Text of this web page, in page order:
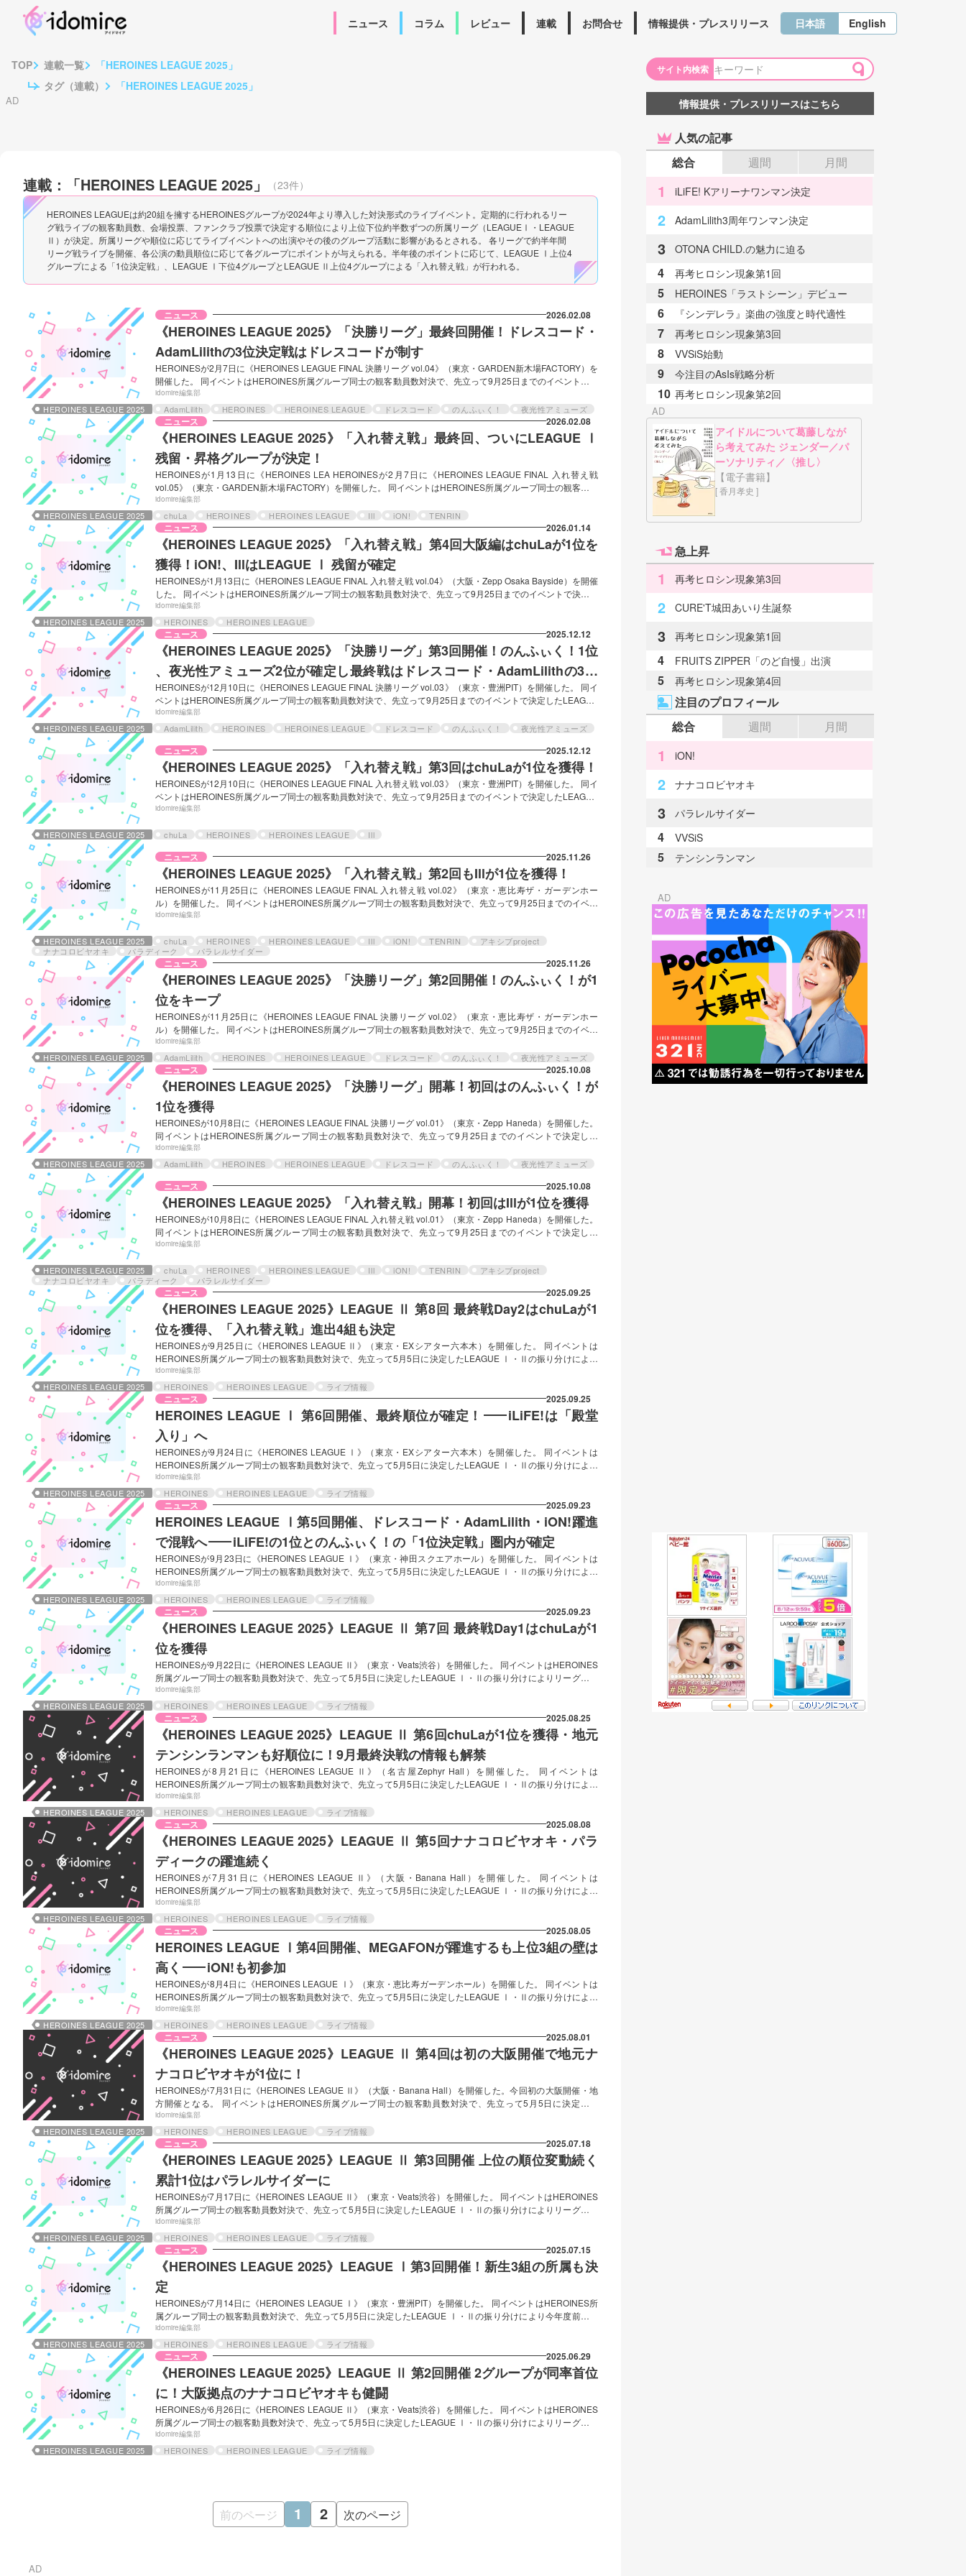
ニュース コラム レビュー 連載 お問合せ 情報提供・プレスリリース 日本語 English
TOP 連載一覧
「HEROINES LEAGUE 2025」
TOP
タグ（連載） 「HEROINES LEAGUE 2025」
連載：「HEROINES LEAGUE 2025」 （23件）
HEROINES LEAGUEは約20組を擁するHEROINESグループが2024年より導入した対決形式のライブイベント。定期的に行われるリー
グ戦ライブの観客動員数、会場投票、ファンクラブ投票で決定する順位により上位下位約半数ずつの所属リーグ（LEAGUEⅠ・LEAGUE
Ⅱ）が決定。所属リーグや順位に応じてライブイベントへの出演やその後のグループ活動に影響があるとされる。 各リーグで約半年間
リーグ戦ライブを開催、各公演の動員順位に応じて各グループにポイントが与えられる。半年後のポイントに応じて、LEAGUE Ⅰ上位4
グループによる「1位決定戦」、LEAGUE Ⅰ下位4グループとLEAGUE Ⅱ上位4グループによる「入れ替え戦」が行われる。
ニュース 2026.02.08
《HEROINES LEAGUE 2025》「決勝リーグ」最終回開催！ドレスコード・
AdamLilithの3位決定戦はドレスコードが制す
HEROINESが2月7日に《HEROINES LEAGUE FINAL 決勝リーグ vol.04》（東京・GARDEN新木場FACTORY）を
開催した。 同イベントはHEROINES所属グループ同士の観客動員数対決で、先立って9月25日までのイベントで決
定したLEAGUE Ⅰ・Ⅱの総合順位結果により、10月からLEAGUE Ⅰ下位４組とLEAGUE Ⅱ上位４組による「入れ
替え戦」と、LEAGUE Ⅰ上位４組（「殿堂入り」のiLiFE!を除く）による「決勝リーグ」が行われている。
LEAGUE Ⅰ の結果では、iLiFE!は全てのLEAGUEイベントで1位を獲得したため、「殿堂入り」が決定。総…
idomire編集部
HEROINES LEAGUE 2025 AdamLilith HEROINES HEROINES LEAGUE ドレスコード のんふぃく！ 夜光性アミューズ
ニュース 2026.02.08
《HEROINES LEAGUE 2025》「入れ替え戦」最終回、ついにLEAGUE Ⅰ
残留・昇格グループが決定！
HEROINESが1月13日に《HEROINES LEA HEROINESが2月7日に《HEROINES LEAGUE FINAL 入れ替え戦
vol.05》（東京・GARDEN新木場FACTORY）を開催した。 同イベントはHEROINES所属グループ同士の観客動員
数対決で、先立って9月25日までのイベントで決定したLEAGUE Ⅰ・Ⅱの総合順位結果により、10月からLEAGUE
Ⅰ下位４組とLEAGUE Ⅱ上位４組による「入れ替え戦」と、LEAGUE Ⅰ上位４組（「殿堂入り」のiLiFE!を除く）
による「決勝リーグ」が行われている。 順位とポイント結果 今回のライブでは、ライブ入場時に確認…
idomire編集部
HEROINES LEAGUE 2025 chuLa HEROINES HEROINES LEAGUE Ill iON! TENRIN
ニュース 2026.01.14
《HEROINES LEAGUE 2025》「入れ替え戦」第4回大阪編はchuLaが1位を
獲得！iON!、IllはLEAGUE Ⅰ 残留が確定
HEROINESが1月13日に《HEROINES LEAGUE FINAL 入れ替え戦 vol.04》（大阪・Zepp Osaka Bayside）を開催
した。 同イベントはHEROINES所属グループ同士の観客動員数対決で、先立って9月25日までのイベントで決定し
たLEAGUE Ⅰ・Ⅱの総合順位結果により、10月からLEAGUE Ⅰ下位４組とLEAGUE Ⅱ上位４組による「入れ替え
戦」と、LEAGUE Ⅰ上位４組（「殿堂入り」のiLiFE!を除く）による「決勝リーグ」が行われている。 順位とポイ
ント結果 今回のライブでは、ライブ入場時に確認されるグループごとの観客動員数と事前ファンクラブ投票…
idomire編集部
HEROINES LEAGUE 2025 HEROINES HEROINES LEAGUE
ニュース 2025.12.12
《HEROINES LEAGUE 2025》「決勝リーグ」第3回開催！のんふぃく！1位
、夜光性アミューズ2位が確定し最終戦はドレスコード・AdamLilithの3位
決定戦へ
HEROINESが12月10日に《HEROINES LEAGUE FINAL 決勝リーグ vol.03》（東京・豊洲PIT）を開催した。 同イ
ベントはHEROINES所属グループ同士の観客動員数対決で、先立って9月25日までのイベントで決定したLEAGUE
Ⅰ・Ⅱの総合順位結果により、10月からLEAGUE Ⅰ下位４組とLEAGUE Ⅱ上位４組による「入れ替え戦」と、
LEAGUE Ⅰ上位４組（「殿堂入り」のiLiFE!を除く）による「決勝リーグ」が行われている。 LEAGUE Ⅰ の結果
idomire編集部
HEROINES LEAGUE 2025 AdamLilith HEROINES HEROINES LEAGUE ドレスコード のんふぃく！ 夜光性アミューズ
ニュース 2025.12.12
《HEROINES LEAGUE 2025》「入れ替え戦」第3回はchuLaが1位を獲得！
HEROINESが12月10日に《HEROINES LEAGUE FINAL 入れ替え戦 vol.03》（東京・豊洲PIT）を開催した。 同イ
ベントはHEROINES所属グループ同士の観客動員数対決で、先立って9月25日までのイベントで決定したLEAGUE
Ⅰ・Ⅱの総合順位結果により、10月からLEAGUE Ⅰ下位４組とLEAGUE Ⅱ上位４組による「入れ替え戦」と、
今回のライブでは、ライブ入場時に確認されるグループごとの観客動員数と事前ファンクラブ投票の結果に応じた
idomire編集部
HEROINES LEAGUE 2025 chuLa HEROINES HEROINES LEAGUE Ill
ニュース 2025.11.26
《HEROINES LEAGUE 2025》「入れ替え戦」第2回もIllが1位を獲得！
HEROINESが11月25日に《HEROINES LEAGUE FINAL 入れ替え戦 vol.02》（東京・恵比寿ザ・ガーデンホー
ル）を開催した。 同イベントはHEROINES所属グループ同士の観客動員数対決で、先立って9月25日までのイベン
トで決定したLEAGUE Ⅰ・Ⅱの総合順位結果により、10月からLEAGUE Ⅰ下位４組とLEAGUE Ⅱ上位４組による
順位とポイント結果 今回のライブでは、ライブ入場時に確認されるグループごとの観客動員数と事前ファンクラブ
投票の結果に応…
idomire編集部
HEROINES LEAGUE 2025 chuLa HEROINES HEROINES LEAGUE Ill iON! TENRIN
アキシブproject
ナナコロビヤオキ
パラディーク パラレルサイダー
ニュース 2025.11.26
《HEROINES LEAGUE 2025》「決勝リーグ」第2回開催！のんふぃく！が1
位をキープ
HEROINESが11月25日に《HEROINES LEAGUE FINAL 決勝リーグ vol.02》（東京・恵比寿ザ・ガーデンホー
ル）を開催した。 同イベントはHEROINES所属グループ同士の観客動員数対決で、先立って9月25日までのイベン
トで決定したLEAGUE Ⅰ・Ⅱの総合順位結果により、10月からLEAGUE Ⅰ下位４組とLEAGUE Ⅱ上位４組による
「入れ替え戦」と、LEAGUE Ⅰ上位４組（「殿堂入り」のiLiFE!を除く）による「決勝リーグ」が行われている。
LEAGUE Ⅰ の結果では、iLiFE!は全てのLEAGUEイベントで1位を獲得したため、「殿堂入り」が決定。総合5…
idomire編集部
HEROINES LEAGUE 2025 AdamLilith HEROINES HEROINES LEAGUE ドレスコード のんふぃく！ 夜光性アミューズ
ニュース 2025.10.08
《HEROINES LEAGUE 2025》「決勝リーグ」開幕！初回はのんふぃく！が
1位を獲得
HEROINESが10月8日に《HEROINES LEAGUE FINAL 決勝リーグ vol.01》（東京・Zepp Haneda）を開催した。
同イベントはHEROINES所属グループ同士の観客動員数対決で、先立って9月25日までのイベントで決定した
LEAGUE Ⅰ・Ⅱの総合順位結果により、今回の10月からLEAGUE Ⅰ下位４組とLEAGUE Ⅱ上位４組による「入れ
替え戦」と、LEAGUE Ⅰ上位４組（「殿堂入り」のiLiFE!を除く）による「決勝リーグ」が行われる。 LEAGUE
idomire編集部
HEROINES LEAGUE 2025 AdamLilith HEROINES HEROINES LEAGUE ドレスコード のんふぃく！ 夜光性アミューズ
ニュース 2025.10.08
《HEROINES LEAGUE 2025》「入れ替え戦」開幕！初回はIllが1位を獲得
HEROINESが10月8日に《HEROINES LEAGUE FINAL 入れ替え戦 vol.01》（東京・Zepp Haneda）を開催した。
同イベントはHEROINES所属グループ同士の観客動員数対決で、先立って9月25日までのイベントで決定した
LEAGUE Ⅰ・Ⅱの総合順位結果により、今回の10月からLEAGUE Ⅰ下位４組とLEAGUE Ⅱ上位４組による「入れ
ント結果 今回のライブでは、ライブ入場時に確認されるグループごとの観客動員数と事前ファンクラブ投票の結果
に応じ…
idomire編集部
HEROINES LEAGUE 2025 chuLa HEROINES HEROINES LEAGUE Ill iON! TENRIN
アキシブproject
ナナコロビヤオキ
パラディーク パラレルサイダー
ニュース 2025.09.25
《HEROINES LEAGUE 2025》LEAGUE Ⅱ 第8回 最終戦Day2はchuLaが1
位を獲得、「入れ替え戦」進出4組も決定
HEROINESが9月25日に《HEROINES LEAGUE Ⅱ》（東京・EXシアター六本木）を開催した。 同イベントは
HEROINES所属グループ同士の観客動員数対決で、先立って5月5日に決定したLEAGUE Ⅰ・Ⅱの振り分けにより
リーグ別のライブが開催されている。 順位とポイント結果 今回のライブでは、ライブ入場時に確認されるグルー
プごとの観客動員数と事前ファンクラブ投票の結果に応じたポイントの合算により順位が決定された。今年度のリ
ーグは順位に応じたポイントシステムが導入されており、合計スコアが1位決定戦・リーグ入れ替え戦への参加に
影響する。 9月25日 LEAGUE Ⅱの順位結果および…
idomire編集部
HEROINES LEAGUE 2025 HEROINES HEROINES LEAGUE ライブ情報
ニュース 2025.09.25
HEROINES LEAGUE Ⅰ 第6回開催、最終順位が確定！ ——iLiFE!は「殿堂
入り」へ
HEROINESが9月24日に《HEROINES LEAGUE Ⅰ》（東京・EXシアター六本木）を開催した。 同イベントは
HEROINES所属グループ同士の観客動員数対決で、先立って5月5日に決定したLEAGUE Ⅰ・Ⅱの振り分けにより
今年度前半の各リーグでのライブが行われている。《LEAGUE Ⅰ》にはⅠ部リーグ所属10グループが出演。また
第4回から、5月22日にデビューし、7月14日まで全3回のライブの動員状況によりLEAGUE Ⅰへの所属が決まった
iON!が参加している。 順位結果 今回のライブでは、HEROINES公式ファンクラブ内の事前会員投票による順位ポ
イントと、ライブ入場時に確認…
idomire編集部
HEROINES LEAGUE 2025 HEROINES HEROINES LEAGUE ライブ情報
ニュース 2025.09.23
HEROINES LEAGUE Ⅰ第5回開催、ドレスコード・AdamLilith・iON!躍進
で混戦へ——iLiFE!の1位とのんふぃく！の「1位決定戦」圏内が確定
HEROINESが9月23日に《HEROINES LEAGUE Ⅰ》（東京・神田スクエアホール）を開催した。 同イベントは
HEROINES所属グループ同士の観客動員数対決で、先立って5月5日に決定したLEAGUE Ⅰ・Ⅱの振り分けにより
今年度前半の各リーグでのライブが行われている。《LEAGUE Ⅰ》にはⅠ部リーグ所属10グループが出演。また
前回から、5月22日にデビューし、7月14日まで全3回のライブの動員状況によりLEAGUE Ⅰへの所属が決まった
iON!が参加している。 順位結果 今回のライブでは、HEROINES公式ファンクラブ内の事前会員投票による順位ポ
イントと、ライブ入場時に確認さ…
idomire編集部
HEROINES LEAGUE 2025 HEROINES HEROINES LEAGUE ライブ情報
ニュース 2025.09.23
《HEROINES LEAGUE 2025》LEAGUE Ⅱ 第7回 最終戦Day1はchuLaが1
位を獲得
HEROINESが9月22日に《HEROINES LEAGUE Ⅱ》（東京・Veats渋谷）を開催した。 同イベントはHEROINES
所属グループ同士の観客動員数対決で、先立って5月5日に決定したLEAGUE Ⅰ・Ⅱの振り分けによりリーグ別の
ライブが開催されている。 順位とポイント結果 今回のライブでは、ライブ入場時に確認されるグループごとの観
客動員数と事前ファンクラブ投票の結果に応じたポイントの合算により順位が決定された。今年度のリーグは順位
に応じたポイントシステムが導入されており、合計スコアが1位決定戦・リーグ入れ替え戦への参加に影響する。
なお、前回記事で報じた第6回の結果について、公式…
idomire編集部
HEROINES LEAGUE 2025 HEROINES HEROINES LEAGUE ライブ情報
ニュース 2025.08.25
《HEROINES LEAGUE 2025》LEAGUE Ⅱ 第6回chuLaが1位を獲得・地元
テンシンランマンも好順位に！9月最終決戦の情報も解禁
HEROINESが8月21日に《HEROINES LEAGUE Ⅱ》（名古屋Zephyr Hall）を開催した。 同イベントは
HEROINES所属グループ同士の観客動員数対決で、先立って5月5日に決定したLEAGUE Ⅰ・Ⅱの振り分けにより
リーグ別のライブが開催されている。前回から《LEAGUE Ⅱ》には、5月15日に新体制メンバーでの復活を果たし
たchuLa、同じく24日にデビューした名古屋拠点のテンシンランマンが新たに順位付けの対象となっている。 順位
とポイント結果 今回のライブでは、ライブ入場時に確認されるグループごとの観客動員数により順位が決定され
た。今年度のリーグは順位に応じたポイン…
idomire編集部
HEROINES LEAGUE 2025 HEROINES HEROINES LEAGUE ライブ情報
ニュース 2025.08.08
《HEROINES LEAGUE 2025》LEAGUE Ⅱ 第5回ナナコロビヤオキ・パラ
ディークの躍進続く
HEROINESが7月31日に《HEROINES LEAGUE Ⅱ》（大阪・Banana Hall）を開催した。 同イベントは
HEROINES所属グループ同士の観客動員数対決で、先立って5月5日に決定したLEAGUE Ⅰ・Ⅱの振り分けにより
リーグ別のライブが開催されている。今回から《LEAGUE Ⅱ》には、5月15日に新体制メンバーでの復活を果たし
たchuLa、同じく24日にデビューした名古屋拠点のテンシンランマンが新たに順位付けの対象となった。 今回のラ
イブでは、事前ファンクラブ会員投票と、ライブ入場時に確認されるグループごとの観客動員数の合算により順位
が決定された。今年度のリーグは順位に応…
idomire編集部
HEROINES LEAGUE 2025 HEROINES HEROINES LEAGUE ライブ情報
ニュース 2025.08.05
HEROINES LEAGUE Ⅰ第4回開催、MEGAFONが躍進するも上位3組の壁は
高く ——iON!も初参加
HEROINESが8月4日に《HEROINES LEAGUE Ⅰ》（東京・恵比寿ガーデンホール）を開催した。 同イベントは
HEROINES所属グループ同士の観客動員数対決で、先立って5月5日に決定したLEAGUE Ⅰ・Ⅱの振り分けにより
今年度前半の各リーグでのライブが行われている。《LEAGUE Ⅰ》にはⅠ部リーグ所属10グループが出演。また
今回から、5月22日にデビューし、前回7月14日まで全3回のライブの動員状況によりLEAGUE Ⅰへの所属が決ま
ったiON!が参加している。 今回のライブでは、HEROINES公式ファンクラブ内の事前会員投票による順位ポイン
トと、ライブ入場時に確認されるグ…
idomire編集部
HEROINES LEAGUE 2025 HEROINES HEROINES LEAGUE ライブ情報
ニュース 2025.08.01
《HEROINES LEAGUE 2025》LEAGUE Ⅱ 第4回は初の大阪開催で地元ナ
ナコロビヤオキが1位に！
HEROINESが7月31日に《HEROINES LEAGUE Ⅱ》（大阪・Banana Hall）を開催した。今回初の大阪開催・地
方開催となる。 同イベントはHEROINES所属グループ同士の観客動員数対決で、先立って5月5日に決定した
LEAGUE Ⅰ・Ⅱの振り分けによりリーグ別のライブが開催されている。7月の東京・大阪2公演から《LEAGUE
Ⅱ》には、5月15日に新体制メンバーでの復活を果たしたchuLa、同じく24日にデビューした名古屋拠点のテンシ
ンランマンが参加。今回は2グループの所属リーグ決定時点でチケットが一部券種を除きほぼ売り切れとなってい
たため、公平を期すべく両グループはライ…
idomire編集部
HEROINES LEAGUE 2025 HEROINES HEROINES LEAGUE ライブ情報
ニュース 2025.07.18
《HEROINES LEAGUE 2025》LEAGUE Ⅱ 第3回開催 上位の順位変動続く
累計1位はパラレルサイダーに
HEROINESが7月17日に《HEROINES LEAGUE Ⅱ》（東京・Veats渋谷）を開催した。 同イベントはHEROINES
所属グループ同士の観客動員数対決で、先立って5月5日に決定したLEAGUE Ⅰ・Ⅱの振り分けによりリーグ別の
ライブが開催されている。今回から《LEAGUE Ⅱ》には、5月15日に新体制メンバーでの復活を果たしたchuLa、
同じく24日にデビューした名古屋拠点のテンシンランマンが参加。今回は2グループの所属リーグ決定時点でチケ
ットが一部券種を除きほぼ売り切れとなっていたため、公平を期すべく両グループはライブ出演のみで順位付けさ
れない措置が取られた。 また、新設され…
idomire編集部
HEROINES LEAGUE 2025 HEROINES HEROINES LEAGUE ライブ情報
ニュース 2025.07.15
《HEROINES LEAGUE 2025》LEAGUE Ⅰ第3回開催！新生3組の所属も決
定
HEROINESが7月14日に《HEROINES LEAGUE Ⅰ》（東京・豊洲PIT）を開催した。 同イベントはHEROINES所
属グループ同士の観客動員数対決で、先立って5月5日に決定したLEAGUE Ⅰ・Ⅱの振り分けにより今年度前半の
各リーグでのライブが行われている。《LEAGUE Ⅰ》にはⅠ部リーグ所属9グループが出演。また今回、5月15日
に新体制メンバーでの復活を果たしたchuLa、5月22日にデビューしたiON!、同じく24日にデビューした名古屋拠
点のテンシンランマンがゲストアクトとして出演。いずれもリーグ振り分けに参加していないため順位付けの対象
外であるが、動員数の集計は行われ、…
idomire編集部
HEROINES LEAGUE 2025 HEROINES HEROINES LEAGUE ライブ情報
ニュース 2025.06.29
《HEROINES LEAGUE 2025》LEAGUE Ⅱ 第2回開催 2グループが同率首位
に！大阪拠点のナナコロビヤオキも健闘
HEROINESが6月26日に《HEROINES LEAGUE Ⅱ》（東京・Veats渋谷）を開催した。 同イベントはHEROINES
所属グループ同士の観客動員数対決で、先立って5月5日に決定したLEAGUE Ⅰ・Ⅱの振り分けによりリーグ別の
ライブが開催されている。今回から《LEAGUE Ⅱ》にも、5月15日に新体制メンバーでの復活を果たしたchuLa、
5月22日にデビューしたiON!、同じく24日にデビューした名古屋拠点のテンシンランマンがゲストアクトとして出
idomire編集部
HEROINES LEAGUE 2025 HEROINES HEROINES LEAGUE ライブ情報
前のページ 1 2 次のページ
サイト内検索
情報提供・プレスリリースはこちら
人気の記事
総合
週間 月間
1 iLiFE! Kアリーナワンマン決定
2 AdamLilith3周年ワンマン決定
3 OTONA CHILD.の魅力に迫る
4 再考ヒロシン現象第1回
5 HEROINES「ラストシーン」デビュー
6 『シンデレラ』楽曲の強度と時代適性
7 再考ヒロシン現象第3回
8 VVSiS始動
9 今注目のAsIs戦略分析
10 再考ヒロシン現象第2回
アイドルについて葛藤しなが
ら考えてみた ジェンダー／パ
ーソナリティ／〈推し〉
【電子書籍】
[ 香月孝史 ]
急上昇
1 再考ヒロシン現象第3回
2 CURE'T城田あいり生誕祭
3 再考ヒロシン現象第1回
4 FRUITS ZIPPER「のど自慢」出演
5 再考ヒロシン現象第4回
注目のプロフィール
総合
週間 月間
1 iON!
2 ナナコロビヤオキ
3 パラレルサイダー
4 VVSiS
5 テンシンランマン